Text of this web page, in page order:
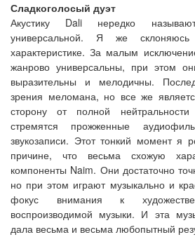
Сладкоголосый дуэт
Акустику Dali нередко
универсальной. Я же
характеристике. За малым
жанрово универсальны, при этом
выразительны и мелодичны.
зрения меломана, но все же
сторону от полной
стремятся прожженные
звукозаписи. Этот тонкий момент я
причине, что весьма схожую
компоненты Naim. Они достаточно
но при этом играют музыкально и
фокус внимания к
воспроизводимой музыки. И эта
дала весьма и весьма любопытный